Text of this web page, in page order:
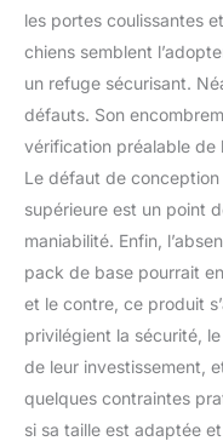
les portes coulissantes
chiens semblent
un refuge sécurisant.
défauts. Son
vérification préalable de
Le défaut de
supérieure est un point
maniabilité. Enfin,
pack de base pourrait
et le contre, ce produit
privilégient la sécurité,
de leur investissement,
quelques contraintes
si sa taille est adaptée